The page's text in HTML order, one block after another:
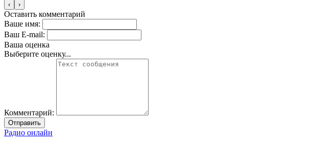
‹ ›
Оставить комментарий
Ваше имя:
Ваш E-mail:
Ваша оценка
Выберите оценку...
Комментарий:
Отправить
Радио онлайн